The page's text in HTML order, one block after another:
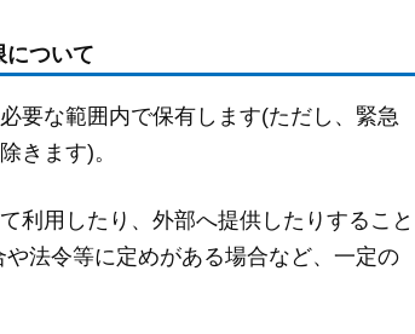
について
要な範囲内で保有します(ただし、緊急
きます)。
利用したり、外部へ提供したりすること
法令等に定めがある場合など、一定の